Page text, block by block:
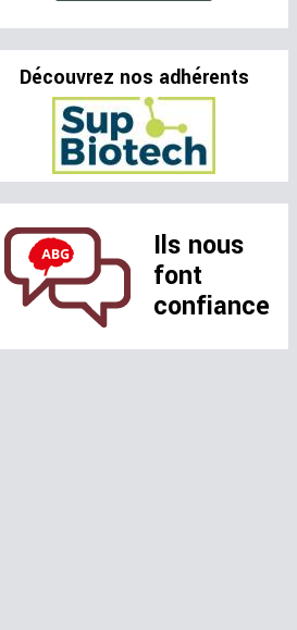
Découvrez nos adhérents
Ils nous
font
confiance